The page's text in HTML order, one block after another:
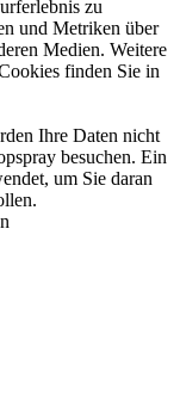
zu
und Metriken über
Medien. Weitere
finden Sie in
Ihre Daten nicht
besuchen. Ein
um Sie daran